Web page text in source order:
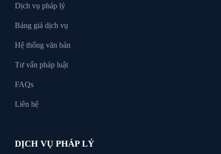
Xin tại ngoại
Dịch vụ pháp lý
Bảng giá dịch vụ
Hệ thống văn bản
Tư vấn pháp luật
FAQs
Liên hệ
DỊCH VỤ PHÁP LÝ